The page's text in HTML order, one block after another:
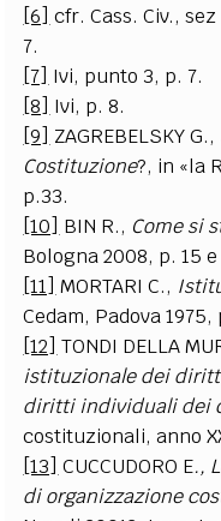
[6] cfr. Cass. Civ.,
7.
[7] Ivi, punto 3, p. 7.
[8]
Ivi, p. 8.
[9]
ZAGREBELSKY G.,
Costituzione?, in «la
p.33.
[10]
BIN R., Come si
Bologna 2008, p. 15 e
[11] MORTARI C.,
Cedam, Padova 1975,
[12] TONDI DELLA
istituzionale dei
diritti individuali dei
costituzionali, anno
[13] CUCCUDORO E.,
di organizzazione